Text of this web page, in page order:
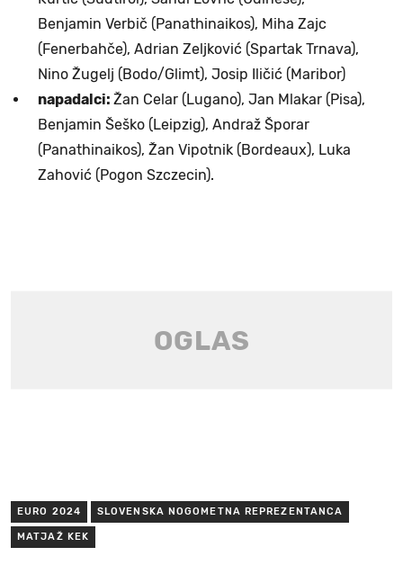
Benjamin Verbič (Panathinaikos), Miha Zajc
(Fenerbahče), Adrian Zeljković (Spartak Trnava),
Nino Žugelj (Bodo/Glimt), Josip Iličić (Maribor)
napadalci: Žan Celar (Lugano), Jan Mlakar (Pisa),
Benjamin Šeško (Leipzig), Andraž Šporar
(Panathinaikos), Žan Vipotnik (Bordeaux), Luka
Zahović (Pogon Szczecin).
EURO 2024 SLOVENSKA NOGOMETNA REPREZENTANCA
MATJAŽ KEK